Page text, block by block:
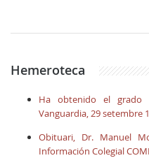
Hemeroteca
Ha obtenido el grado
Vanguardia, 29 setembre
Obituari, Dr. Manuel
Información Colegial